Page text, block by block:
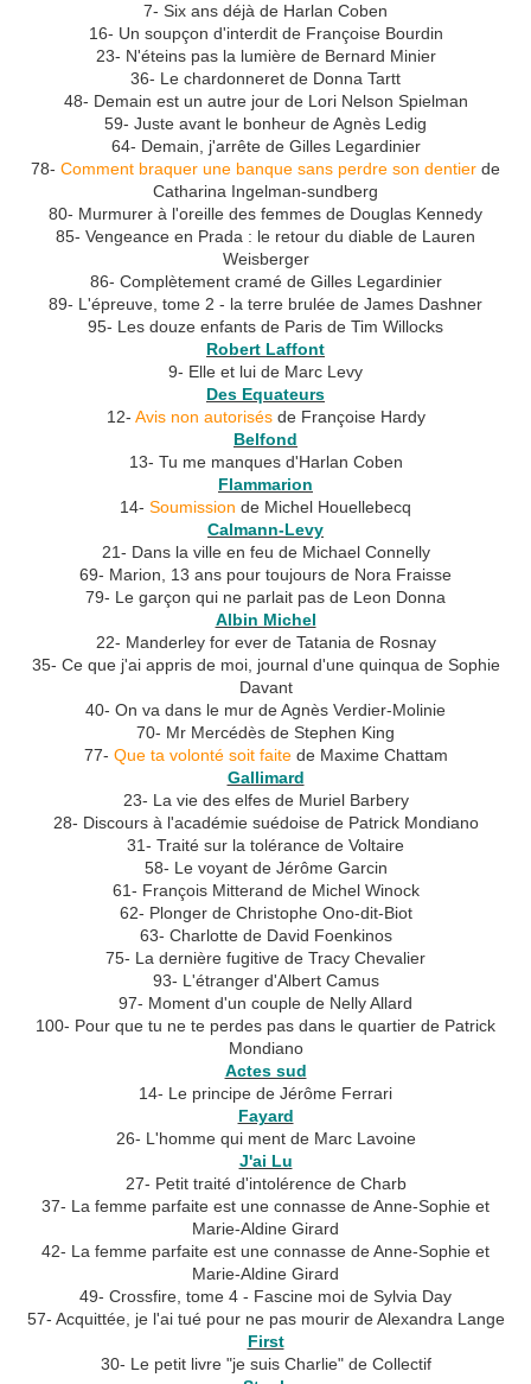
7- Six ans déjà de Harlan Coben
16- Un soupçon d'interdit de Françoise Bourdin
23- N'éteins pas la lumière de Bernard Minier
36- Le chardonneret de Donna Tartt
48- Demain est un autre jour de Lori Nelson Spielman
59- Juste avant le bonheur de Agnès Ledig
64- Demain, j'arrête de Gilles Legardinier
78- Comment braquer une banque sans perdre son dentier de
Catharina Ingelman-sundberg
80- Murmurer à l'oreille des femmes de Douglas Kennedy
85- Vengeance en Prada : le retour du diable de Lauren
Weisberger
86- Complètement cramé de Gilles Legardinier
89- L'épreuve, tome 2 - la terre brulée de James Dashner
95- Les douze enfants de Paris de Tim Willocks
Robert Laffont
9- Elle et lui de Marc Levy
Des Equateurs
12- Avis non autorisésde Françoise Hardy
Belfond
13- Tu me manques d'Harlan Coben
Flammarion
14- Soumission de Michel Houellebecq
Calmann-Levy
21- Dans la ville en feu de Michael Connelly
69- Marion, 13 ans pour toujours de Nora Fraisse
79- Le garçon qui ne parlait pas de Leon Donna
Albin Michel
22- Manderley for ever de Tatania de Rosnay
35- Ce que j'ai appris de moi, journal d'une quinqua de Sophie
Davant
40- On va dans le mur de Agnès Verdier-Molinie
70- Mr Mercédès de Stephen King
77- Que ta volonté soit faitede Maxime Chattam
Gallimard
23- La vie des elfes de Muriel Barbery
28- Discours à l'académie suédoise de Patrick Mondiano
31- Traité sur la tolérance de Voltaire
58- Le voyant de Jérôme Garcin
61- François Mitterand de Michel Winock
62- Plonger de Christophe Ono-dit-Biot
63- Charlotte de David Foenkinos
75- La dernière fugitive de Tracy Chevalier
93- L'étranger d'Albert Camus
97- Moment d'un couple de Nelly Allard
100- Pour que tu ne te perdes pas dans le quartier de Patrick
Mondiano
Actes sud
14- Le principe de Jérôme Ferrari
Fayard
26- L'homme qui ment de Marc Lavoine
J'ai Lu
27- Petit traité d'intolérence de Charb
37- La femme parfaite est une connasse de Anne-Sophie et
Marie-Aldine Girard
42- La femme parfaite est une connasse de Anne-Sophie et
Marie-Aldine Girard
49- Crossfire, tome 4 - Fascine moi de Sylvia Day
57- Acquittée, je l'ai tué pour ne pas mourir de Alexandra Lange
First
30- Le petit livre "je suis Charlie" de Collectif